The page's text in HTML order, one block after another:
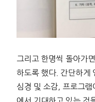
그리고 한명씩 돌아가
하도록 했다. 간단하게
심경 및 소감, 프로그
에서 기대하고 있는 것